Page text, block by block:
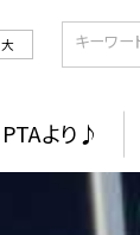
大
PTAより♪